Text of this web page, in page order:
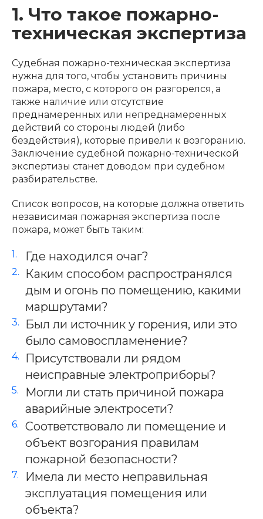
1. Что такое пожарно-
техническая экспертиза
Судебная пожарно-техническая экспертиза
нужна для того, чтобы установить причины
пожара, место, с которого он разгорелся, а
также наличие или отсутствие
преднамеренных или непреднамеренных
действий со стороны людей (либо
бездействия), которые привели к возгоранию.
Заключение судебной пожарно-технической
экспертизы станет доводом при судебном
разбирательстве.
Список вопросов, на которые должна ответить
независимая пожарная экспертиза после
пожара, может быть таким:
Где находился очаг?
Каким способом распространялся
дым и огонь по помещению, какими
маршрутами?
Был ли источник у горения, или это
было самовоспламенение?
Присутствовали ли рядом
неисправные электроприборы?
Могли ли стать причиной пожара
аварийные электросети?
Соответствовало ли помещение и
объект возгорания правилам
пожарной безопасности?
Имела ли место неправильная
эксплуатация помещения или
объекта?